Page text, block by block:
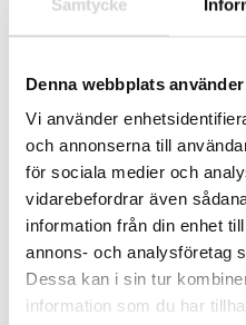
Samtycke
Denna webbplats
Vi använder
och annonserna till
för sociala medier och
vidarebefordrar även
information från din enhet
annons- och analysföretag
Dessa kan i sin tur
information som du har
för att ge ökad
Handskens passform är
CONNEKT-handflatan med
med klubban och förbättrar
Yttermaterialet i texturerat
poly mesh ger en slitstark
premiumkänsla. Den mjuka
linern, tillsammans med
komfort under hela
hockeyhandske passar
handske med bra grepp